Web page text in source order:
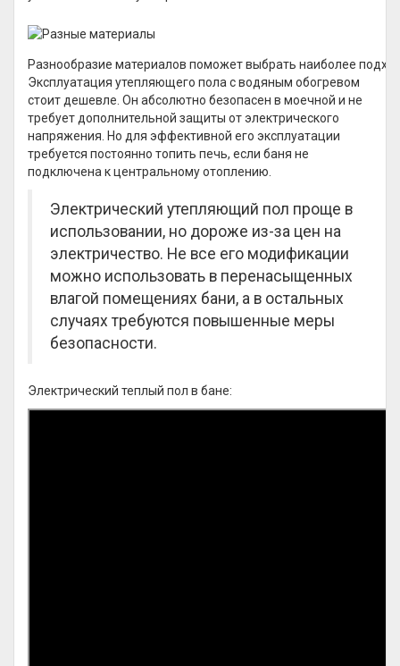
Разнообразие материалов поможет выбрать наиболее
Эксплуатация утепляющего пола с водяным обогревом
стоит дешевле. Он абсолютно безопасен в моечной и не
требует дополнительной защиты от электрического
напряжения. Но для эффективной его эксплуатации
требуется постоянно топить печь, если баня не
подключена к центральному отоплению.
Электрический утепляющий пол проще в
использовании, но дороже из-за цен на
электричество. Не все его модификации
можно использовать в перенасыщенных
влагой помещениях бани, а в остальных
случаях требуются повышенные меры
безопасности.
Электрический теплый пол в бане: